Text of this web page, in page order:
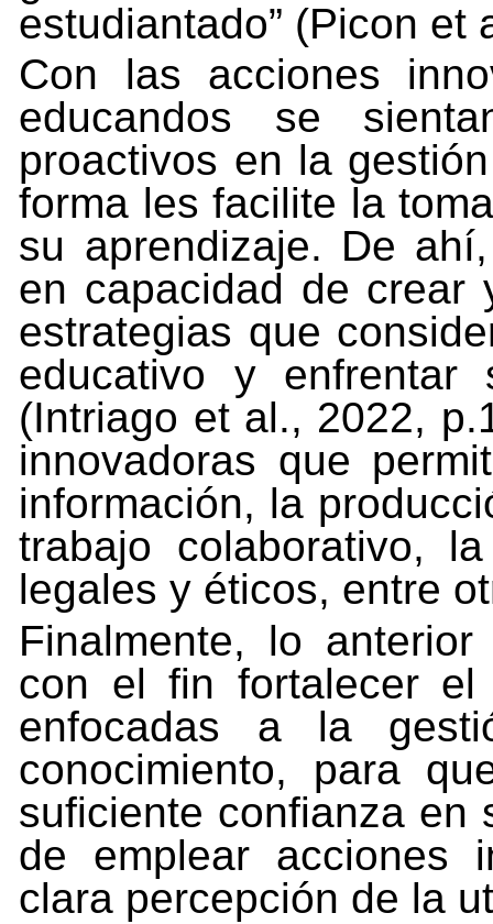
estudiantado” (Picon et
Con las acciones
educandos se
proactivos en la gestión
forma les facilite la
su aprendizaje. De
en capacidad de crear
estrategias que
educativo
y enfrentar
(Intriago et al., 2022,
innovadoras que
información, la
trabajo colaborativo,
legales y éticos, entre
Finalmente, lo
con el fin fortalecer el
enfocadas a la
conocimiento, para
suficiente confianza en
de emplear acciones
clara percepción de la